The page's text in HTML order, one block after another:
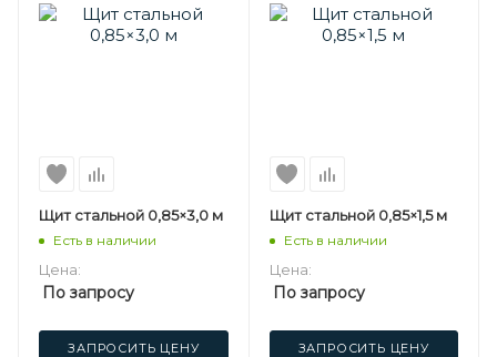
Щит стальной 0,85×3,0 м
Есть в наличии
Цена:
По запросу
ЗАПРОСИТЬ ЦЕНУ
Щит стальной 0,85×1,5 м
Есть в наличии
Цена:
По запросу
ЗАПРОСИТЬ ЦЕНУ